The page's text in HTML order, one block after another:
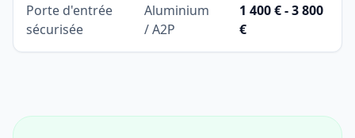
Porte d'entrée
sécurisée
Aluminium
/ A2P
1 400 € - 3 800
€